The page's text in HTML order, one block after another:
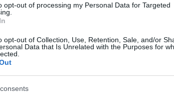
opt-out of processing my Personal Data for Targeted
opt-out of Collection, Use, Retention, Sale, and/or
Data that Is Unrelated with the Purposes for
η Παγκόσμια Εταιρεία Γλαυκώματος
εκατομμύρια άνθρωποι σε όλο τον κόσμο
Έλληνες, αλλά το 35-40% από αυτούς
την εκδήλωσή του; Αν και
γλαυκώματος
(το λεγόμενο γλαύκωμα